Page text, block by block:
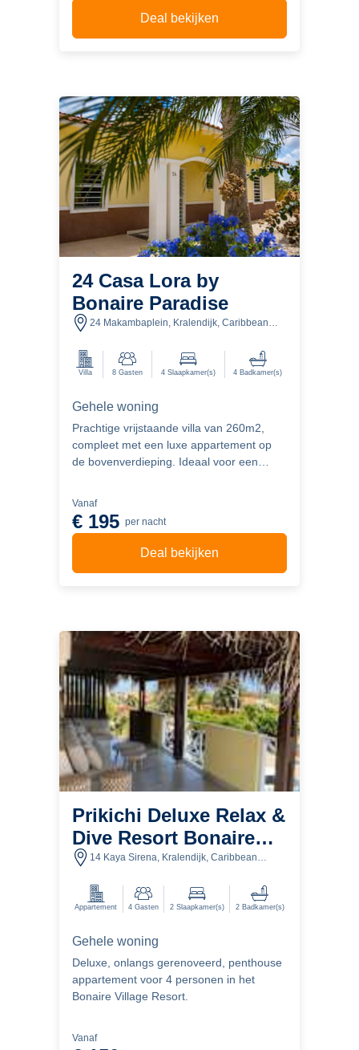
Deal bekijken
24 Casa Lora by
Bonaire Paradise
24 Makambaplein, Kralendijk, Caribbean
Villa 8 Gasten 4 Slaapkamer(s) 4 Badkamer(s)
Gehele woning
Prachtige vrijstaande villa van 260m2,
compleet met een luxe appartement op
de bovenverdieping. Ideaal voor een
tropische tuin en beschikt over meerdere
220V stopcontacten, evenals een ruim
overdekt terras met buitenmeubilair.
Parkeren is mogelijk op het terrein.
Vanaf
€ 195 per nacht
Deal bekijken
Prikichi Deluxe Relax &
Dive Resort Bonaire
Village
14 Kaya Sirena, Kralendijk, Caribbean
Appartement 4 Gasten 2 Slaapkamer(s) 2 Badkamer(s)
Gehele woning
Deluxe, onlangs gerenoveerd, penthouse
appartement voor 4 personen in het
Bonaire Village Resort.
Vanaf